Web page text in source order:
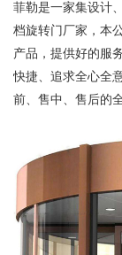
菲勒是一家集设计
档旋转门厂家，本
产品，提供好的服
快捷、追求全心全
前、售中、售后的